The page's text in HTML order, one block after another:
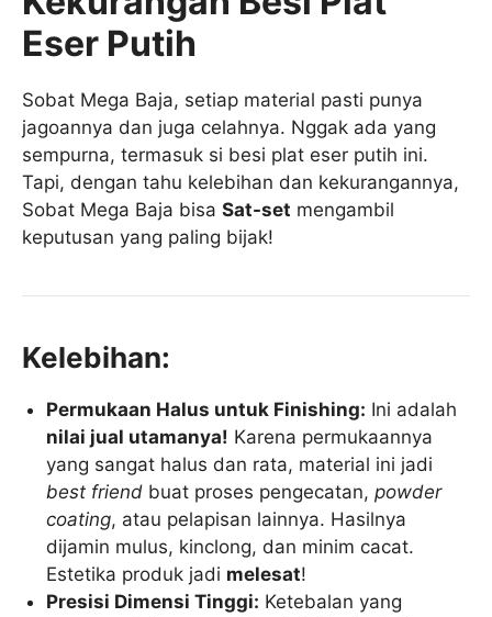
Eser Putih
Sobat Mega Baja, setiap material pasti punya
jagoannya dan juga celahnya. Nggak ada yang
sempurna, termasuk si besi plat eser putih ini.
Tapi, dengan tahu kelebihan dan kekurangannya,
Sobat Mega Baja bisa Sat-set mengambil
keputusan yang paling bijak!
Kelebihan:
Permukaan Halus untuk Finishing: Ini adalah
nilai jual utamanya! Karena permukaannya
yang sangat halus dan rata, material ini jadi
best friend buat proses pengecatan,powder
coating, atau pelapisan lainnya. Hasilnya
dijamin mulus, kinclong, dan minim cacat.
Estetika produk jadi melesat!
Presisi Dimensi Tinggi: Ketebalan yang